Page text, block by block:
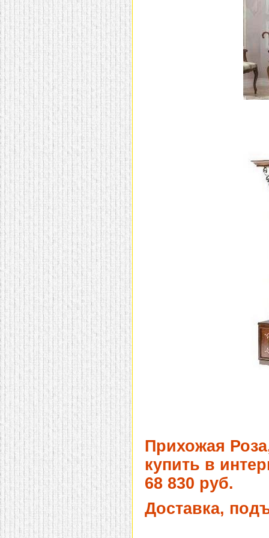
домашнем использовании.
Эта мебель имеет
некоторые преимущества
перед той же стенкой для
гостиной, к примеру,
поскольку она более
легкая и не загромождает
пространство. В спальне
этот предмет можно
поставить у изголовья
кровати, чтобы заполнить
пустующее там
место. Также стеллажи
очень часто используют в
качестве разграничителей
комнаты, например, на
рабочую зону и
пространство для отдыха.
Особенно это актуально
для однокомнатных
квартир.
Прихожая
купить в
68 830 руб.
Доставка,